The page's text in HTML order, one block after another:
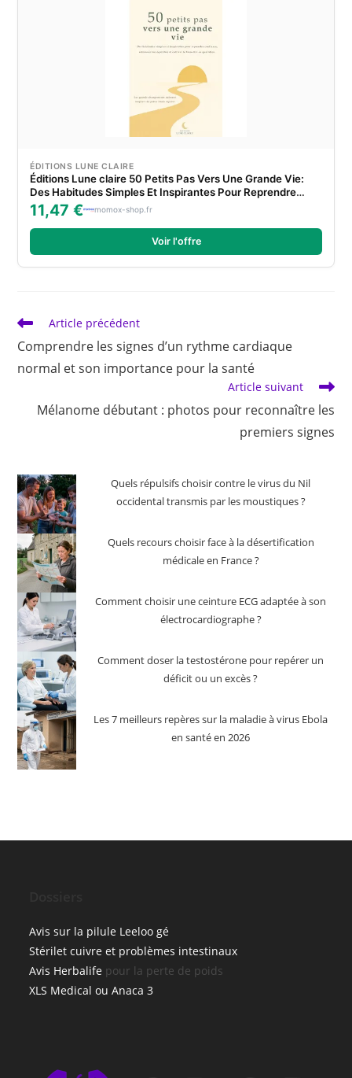
ÉDITIONS LUNE CLAIRE
Éditions Lune claire 50 Petits Pas Vers Une Grande Vie:
Des Habitudes Simples Et Inspirantes Pour Reprendre
Confiance, Retrouver Ton Équilibre Et Cultiver Le Bien Être
Au Quotidien.
11,47 € momox-shop.fr
Voir l'offre
Read
articles
Article précédent
Comprendre les signes d’un rythme cardiaque
normal et son importance pour la santé
Article suivant
Mélanome débutant : photos pour reconnaître les
premiers signes
Quels répulsifs choisir contre le virus du Nil
occidental transmis par les moustiques ?
Quels recours choisir face à la désertification
médicale en France ?
Comment choisir une ceinture ECG adaptée à son
électrocardiographe ?
Comment doser la testostérone pour repérer un
déficit ou un excès ?
Les 7 meilleurs repères sur la maladie à virus Ebola
en santé en 2026
Avis sur la pilule Leeloo gé
Stérilet cuivre et problèmes intestinaux
Avis Herbalife pour la perte de poids
XLS Medical ou Anaca 3